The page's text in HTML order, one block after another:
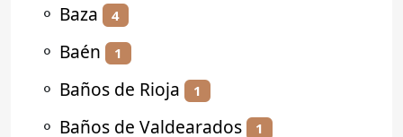
⚬ Baza 4
⚬ Baén 1
⚬ Baños de Rioja 1
⚬ Baños de Valdearados 1